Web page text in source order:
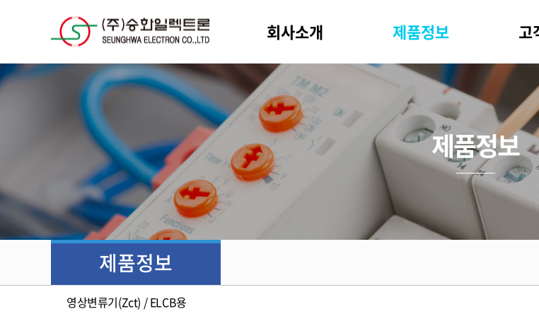
회사소개 제품정보 고
제품정보
제품정보
영상변류기(Zct) / ELCB용